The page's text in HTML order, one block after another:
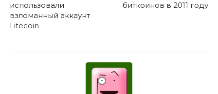
использовали
взломанный аккаунт
Litecoin
биткоинов в 2011 году